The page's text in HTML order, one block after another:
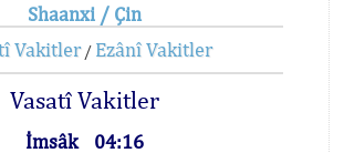
Shaanxi / Çin
Vakitler/ Ezânî Vakitler
Vasatî Vakitler
İmsâk
04:16